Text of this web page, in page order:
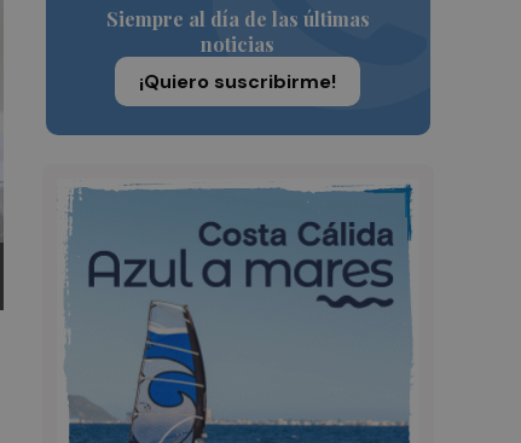
Siempre al día de las últimas
noticias
¡Quiero suscribirme!